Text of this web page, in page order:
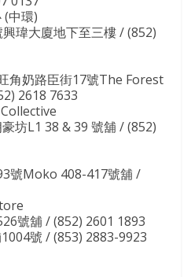
(中環)
瑋大廈地下至三樓 / (852)
角奶路臣街17號The Forest
2618 7633
坊L1 38 & 39 號舖 / (852)
號Moko 408-417號舖 /
號舖 / (852) 2601 1893
號 / (853) 2883-9923